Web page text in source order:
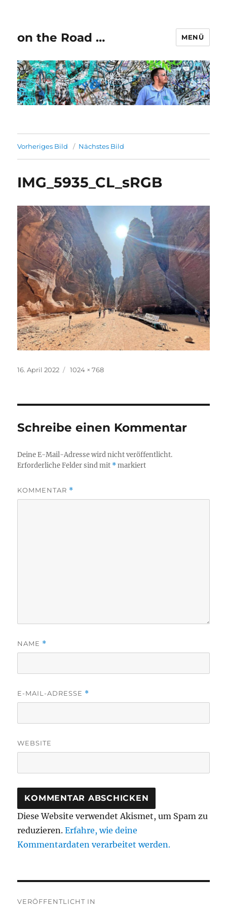
on the Road … MENÜ
Vorheriges Bild Nächstes Bild
IMG_5935_CL_sRGB
Veröffentlicht
16. April 2022 Originalgröße
1024 × 768
Schreibe einen Kommentar
Deine E-Mail-Adresse wird nicht veröffentlicht.
Erforderliche Felder sind mit *markiert
KOMMENTAR *
NAME *
E-MAIL-ADRESSE *
WEBSITE
Diese Website verwendet Akismet, um Spam zu
reduzieren.Erfahre, wie deine
Kommentardaten verarbeitet werden.
VERÖFFENTLICHT IN